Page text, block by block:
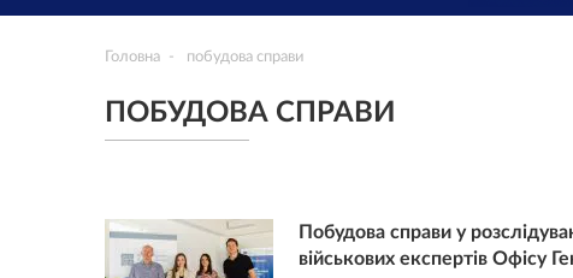
Головна побудова справи
ПОБУДОВА СПРАВИ
Побудова справи у
військових експертів Офісу